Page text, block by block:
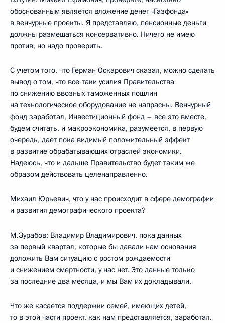
обоснованным является вложение денег «Газфонда»
в венчурные проекты. Я представляю, пенсионные деньги
должны размещаться консервативно. Ничего не имею
против, но надо проверить.
С учетом того, что Герман Оскарович сказал, можно сделать
вывод о том, что все‑таки усилия Правительства
по снижению ввозных таможенных пошлин
на технологическое оборудование не напрасны. Венчурный
фонд заработал, Инвестиционный фонд – все это вместе,
будем считать, и макроэкономика, разумеется, в первую
очередь, дает пока видимый положительный эффект
в развитие обрабатывающих отраслей экономики.
Надеюсь, что и дальше Правительство будет таким же
образом действовать целенаправленно.
Михаил Юрьевич, что у нас происходит в сфере демографии
и развития демографического проекта?
М.Зурабов: Владимир Владимирович, пока данных
за первый квартал, которые бы давали нам основания
доложить Вам ситуацию с ростом рождаемости
и снижением смертности, у нас нет. Это данные только
за последние два месяца, и мы Вам их докладывали.
Что же касается поддержки семей, имеющих детей,
то в этой части проект, как нам представляется, заработал.